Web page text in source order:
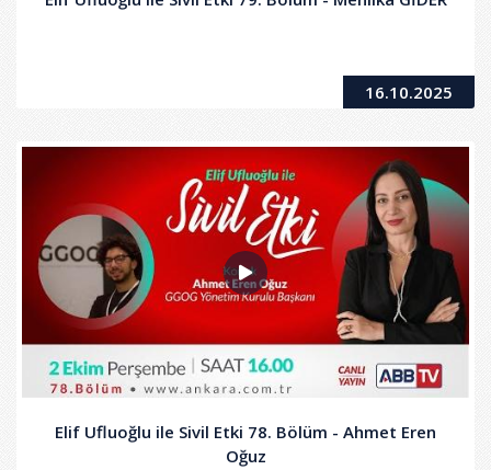
16.10.2025
Elif Ufluoğlu ile Sivil Etki 78. Bölüm - Ahmet Eren
Oğuz